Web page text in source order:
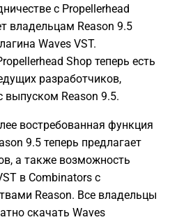
с Propellerhead
владельцам Reason 9.5
Waves VST.
Shop теперь есть
разработчиков,
выпуском Reason 9.5.
востребованная функция
9.5 теперь предлагает
а также возможность
в Combinators с
Reason. Все владельцы
скачать Waves